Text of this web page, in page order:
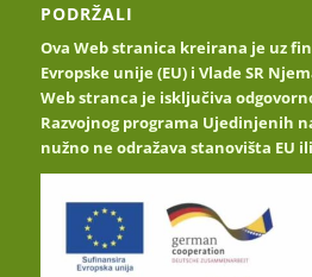
PODRŽALI
Ova Web stranica kreirana je uz
Evropske unije (EU) i Vlade SR
Web stranca je isključiva
Razvojnog programa Ujedinjenih
nužno ne odražava stanovišta EU